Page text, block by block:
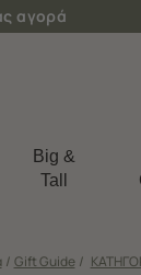
αγορά
Big &
Tall
/ Gift Guide /